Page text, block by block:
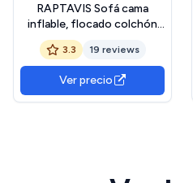
RAPTAVIS Sofá cama
inflable, flocado colchón
de aire cama con
apoyabrazos, tamaño doble
3.3 19 reviews
Ver precio